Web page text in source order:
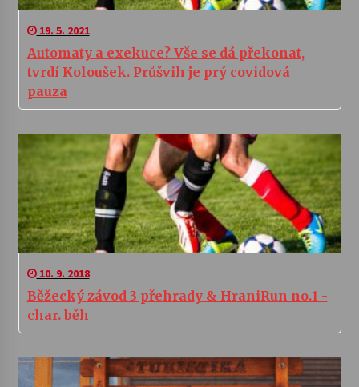
19. 5. 2021
Automaty a exekuce? Vše se dá překonat,
tvrdí Koloušek. Průšvih je prý covidová
pauza
10. 9. 2018
Běžecký závod 3 přehrady & HraniRun no.1 -
char. běh